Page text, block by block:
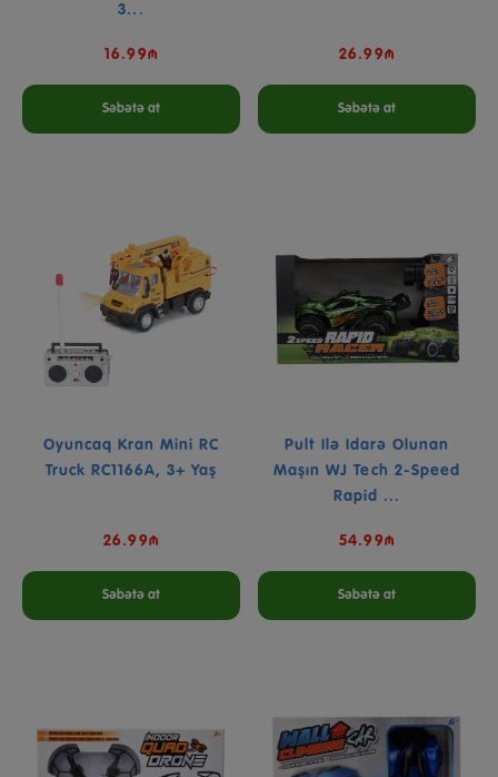
3...
16.99₼
Səbətə at
26.99₼
Səbətə at
Oyuncaq Kran Mini RC
Truck RC1166A, 3+ Yaş
26.99₼
Səbətə at
Pult Ilə Idarə Olunan
Maşın WJ Tech 2-Speed
Rapid ...
54.99₼
Səbətə at